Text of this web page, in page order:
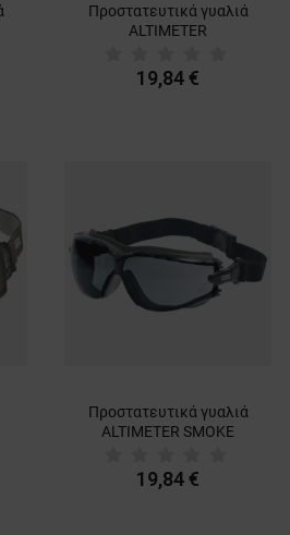
Προστατευτικά γυαλιά
ALTIMETER
19,84 €
Προστατευτικά γυαλιά
ALTIMETER SMOKE
19,84 €